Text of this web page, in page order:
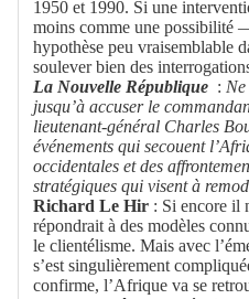
1950 et 1990. Si une
moins comme une possibilité
hypothèse peu vraisemblable
soulever bien des
La Nouvelle République :
jusqu’à accuser le
lieutenant-général Charles
événements qui secouent
occidentales et des
stratégiques qui visent à
Richard Le Hir : Si encore il
répondrait à des modèles
le clientélisme. Mais avec
s’est singulièrement
confirme, l’Afrique va se